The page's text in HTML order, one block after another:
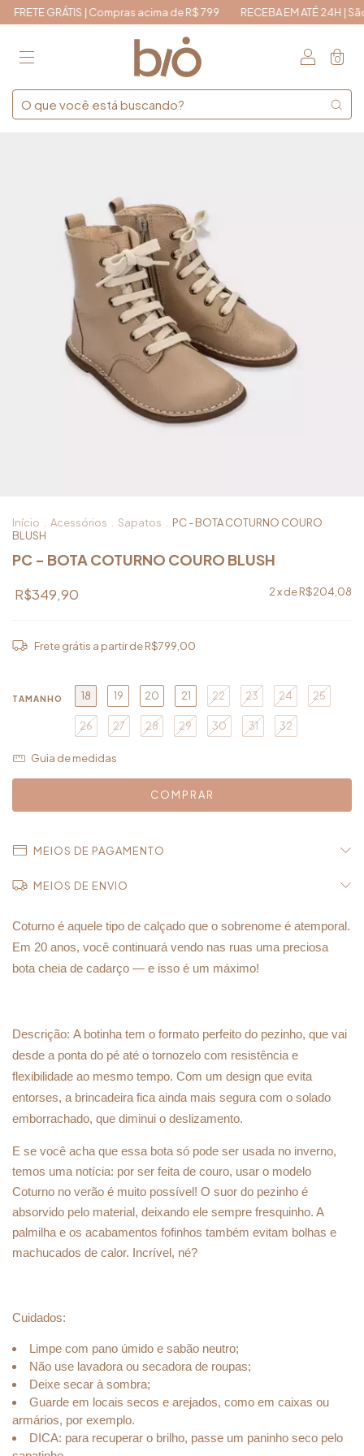
GRÁTIS | Compras acima de R$ 799 RECEBA EM ATÉ 24H | São
0
Início Acessórios Sapatos
PC - BOTA COTURNO COURO
BLUSH
PC - BOTA COTURNO COURO BLUSH
R$349,90 2x deR$204,08
Frete grátis a partir deR$799,00
TAMANHO 18 19 20 21 22 23 24 25
26 27 28 29 30 31 32
Guia de medidas
MEIOS DE PAGAMENTO
MEIOS DE ENVIO
Coturno é aquele tipo de calçado que o sobrenome é atemporal.
Em 20 anos, você continuará vendo nas ruas uma preciosa
bota cheia de cadarço — e isso é um máximo!
Descrição: A botinha tem o formato perfeito do pezinho, que vai
desde a ponta do pé até o tornozelo com resistência e
flexibilidade ao mesmo tempo. Com um design que evita
entorses, a brincadeira fica ainda mais segura com o solado
emborrachado, que diminui o deslizamento.
E se você acha que essa bota só pode ser usada no inverno,
temos uma notícia: por ser feita de couro, usar o modelo
Coturno no verão é muito possível! O suor do pezinho é
absorvido pelo material, deixando ele sempre fresquinho. A
palmilha e os acabamentos fofinhos também evitam bolhas e
machucados de calor. Incrível, né?
Cuidados:
Limpe com pano úmido e sabão neutro;
Não use lavadora ou secadora de roupas;
Deixe secar à sombra;
Guarde em locais secos e arejados, como em caixas ou
armários, por exemplo.
DICA: para recuperar o brilho, passe um paninho seco pelo